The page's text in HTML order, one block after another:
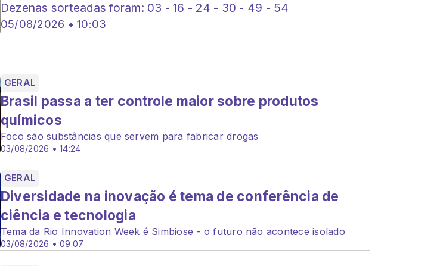
05/08/2026 • 10:03
Dezenas sorteadas foram: 03 - 16 - 24 - 30 - 49 - 54
GERAL
03/08/2026 • 14:24
Brasil passa a ter controle maior sobre produtos
químicos
Foco são substâncias que servem para fabricar drogas
GERAL
03/08/2026 • 09:07
Diversidade na inovação é tema de conferência de
ciência e tecnologia
Tema da Rio Innovation Week é Simbiose - o futuro não acontece isolado